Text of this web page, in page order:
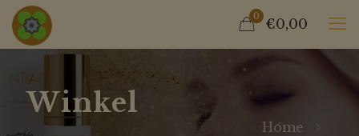
0 €0,00
Winkel
Home